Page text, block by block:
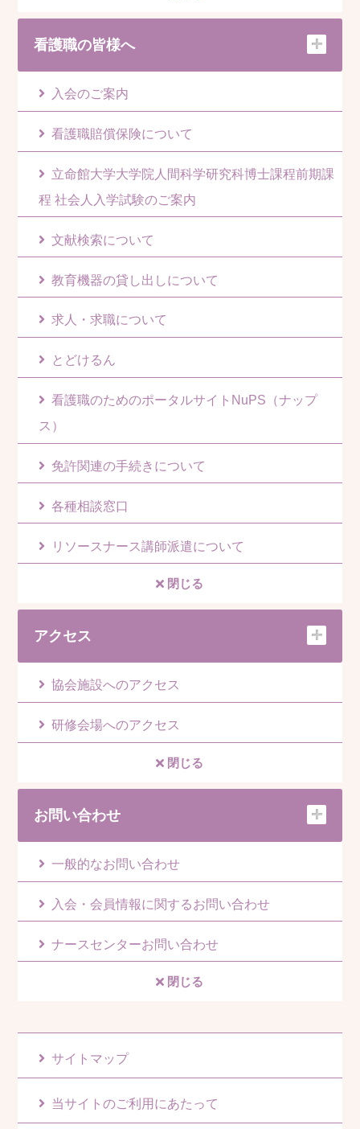
看護職の皆様へ
入会のご案内
看護職賠償保険について
立命館大学大学院人間科学研究科博士課程前期課
程 社会人入学試験のご案内
文献検索について
教育機器の貸し出しについて
求人・求職について
とどけるん
看護職のためのポータルサイトNuPS（ナップ
ス）
免許関連の手続きについて
各種相談窓口
リソースナース講師派遣について
閉じる
アクセス
協会施設へのアクセス
研修会場へのアクセス
閉じる
お問い合わせ
一般的なお問い合わせ
入会・会員情報に関するお問い合わせ
ナースセンターお問い合わせ
閉じる
サイトマップ
当サイトのご利用にあたって